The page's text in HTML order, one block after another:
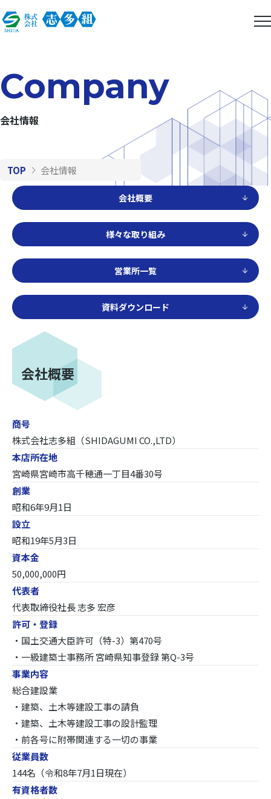
Company
会社情報
TOP 会社情報
会社概要
様々な取り組み
営業所一覧
資料ダウンロード
会社概要
商号
株式会社志多組（SHIDAGUMI CO.,LTD）
本店所在地
宮崎県宮崎市高千穂通一丁目4番30号
創業
昭和6年9月1日
設立
昭和19年5月3日
資本金
50,000,000円
代表者
代表取締役社長 志多 宏彦
許可・登録
・国土交通大臣許可（特-3）第470号
・一級建築士事務所 宮崎県知事登録 第Q-3号
事業内容
総合建設業
・建築、土木等建設工事の請負
・建築、土木等建設工事の設計監理
・前各号に附帯関連する一切の事業
従業員数
144名（令和8年7月1日現在）
有資格者数